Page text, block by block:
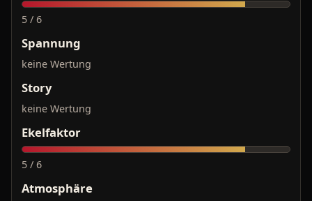
5 / 6
Spannung
keine Wertung
Story
keine Wertung
Ekelfaktor
5 / 6
Atmosphäre